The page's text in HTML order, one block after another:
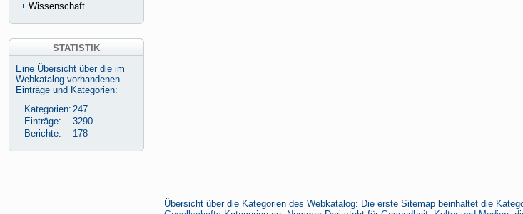
Übersicht über die Kategorien des Webkatalog: Die erste Sitemap beinhaltet die
Wissenschaft
STATISTIK
Eine Übersicht über die im
Webkatalog vorhandenen
Einträge und Kategorien:
Kategorien: 247
Einträge:
3290
Berichte:
178